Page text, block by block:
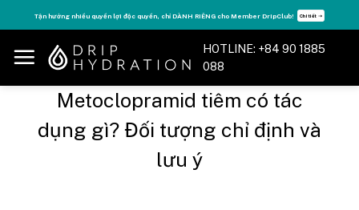
to
content
Tăng năng lượng - sống đỉnh cao với thẻ Vitamin Drip Membership. Xem ngay ➝
HOTLINE: +84 90 1885
088
Metoclopramid tiêm có tác
dụng gì? Đối tượng chỉ định và
lưu ý